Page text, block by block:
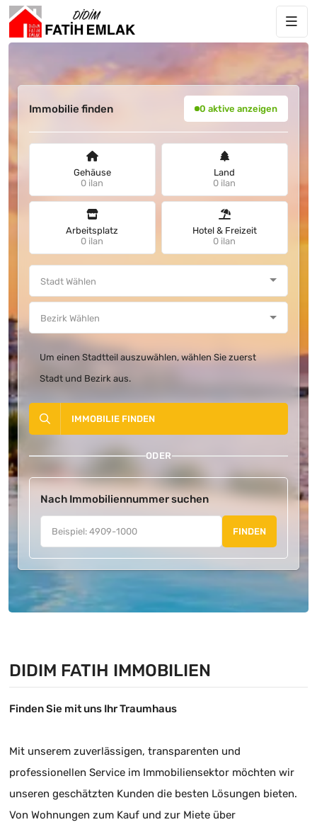
Immobilie finden 0 aktive anzeigen
Gehäuse
0 ilan
Land
0 ilan
Arbeitsplatz
0 ilan
Hotel & Freizeit
0 ilan
Um einen Stadtteil auszuwählen, wählen Sie zuerst
Stadt und Bezirk aus.
IMMOBILIE FINDEN
ODER
Nach Immobiliennummer suchen
FINDEN
DIDIM FATIH IMMOBILIEN
Finden Sie mit uns Ihr Traumhaus
Mit unserem zuverlässigen, transparenten und
professionellen Service im Immobiliensektor möchten wir
unseren geschätzten Kunden die besten Lösungen bieten.
Von Wohnungen zum Kauf und zur Miete über